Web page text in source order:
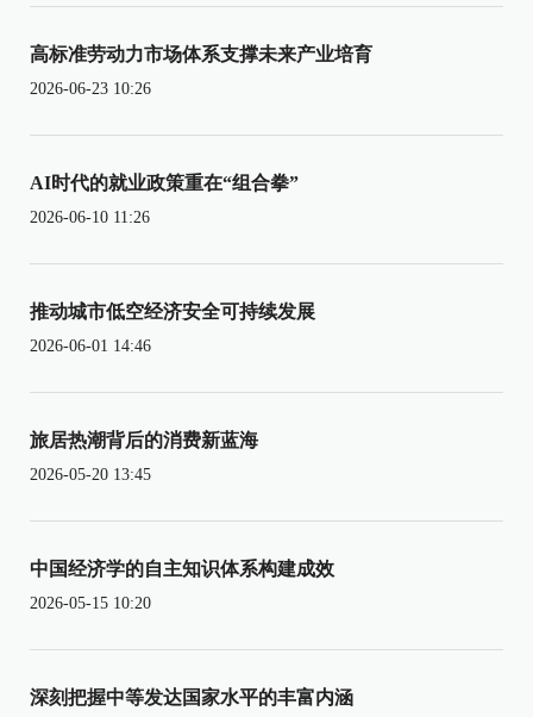
高标准劳动力市场体系支撑未来产业培育
2026-06-23 10:26
AI时代的就业政策重在“组合拳”
2026-06-10 11:26
推动城市低空经济安全可持续发展
2026-06-01 14:46
旅居热潮背后的消费新蓝海
2026-05-20 13:45
中国经济学的自主知识体系构建成效
2026-05-15 10:20
深刻把握中等发达国家水平的丰富内涵